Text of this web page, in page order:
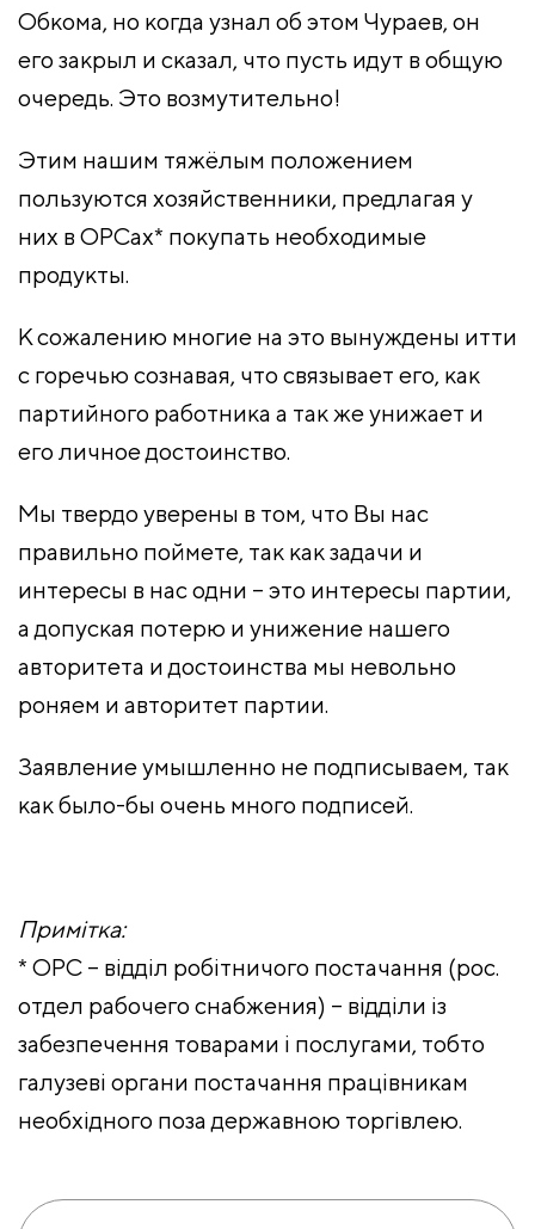
Обкома, но когда узнал об этом Чураев, он
его закрыл и сказал, что пусть идут в общую
очередь. Это возмутительно!
Этим нашим тяжёлым положением
пользуются хозяйственники, предлагая у
них в ОРСах* покупать необходимые
продукты.
К сожалению многие на это вынуждены итти
с горечью сознавая, что связывает его, как
партийного работника а так же унижает и
его личное достоинство.
Мы твердо уверены в том, что Вы нас
правильно поймете, так как задачи и
интересы в нас одни – это интересы партии,
а допуская потерю и унижение нашего
авторитета и достоинства мы невольно
роняем и авторитет партии.
Заявление умышленно не подписываем, так
как было-бы очень много подписей.
Примітка:
* ОРС – відділ робітничого постачання (рос.
отдел рабочего снабжения) – відділи із
забезпечення товарами і послугами, тобто
галузеві органи постачання працівникам
необхідного поза державною торгівлею.